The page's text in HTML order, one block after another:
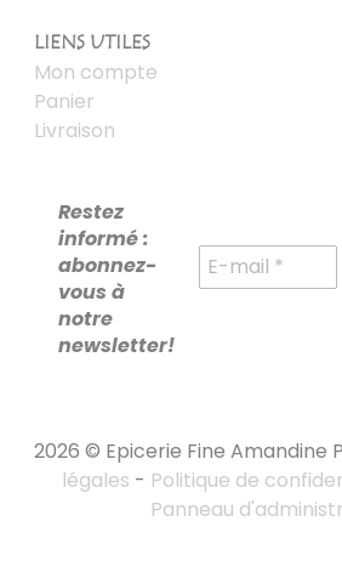
LIENS UTILES
Mon compte
Panier
Livraison
Restez
informé :
abonnez-
vous à
notre
newsletter!
2026 © Epicerie Fine Amandine
légales - Politique de
Panneau